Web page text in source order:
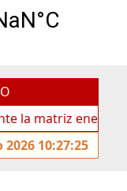
energética de
10:27:25